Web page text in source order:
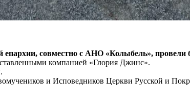
совместно с АНО «Колыбель»,
компанией «Глория Джинс».
и Исповедников Церкви Русской и